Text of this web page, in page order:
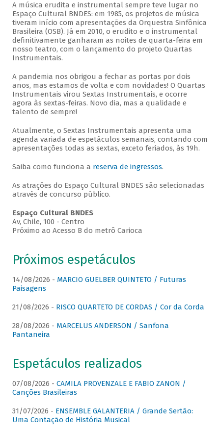
A música erudita e instrumental sempre teve lugar no
Espaço Cultural BNDES: em 1985, os projetos de música
tiveram início com apresentações da Orquestra Sinfônica
Brasileira (OSB). Já em 2010, o erudito e o instrumental
definitivamente ganharam as noites de quarta-feira em
nosso teatro, com o lançamento do projeto Quartas
Instrumentais.
A pandemia nos obrigou a fechar as portas por dois
anos, mas estamos de volta e com novidades! O Quartas
Instrumentais virou Sextas Instrumentais, e ocorre
agora às sextas-feiras. Novo dia, mas a qualidade e
talento de sempre!
Atualmente, o Sextas Instrumentais apresenta uma
agenda variada de espetáculos semanais, contando com
apresentações todas as sextas, exceto feriados, às 19h.
Saiba como funciona a reserva de ingressos.
As atrações do Espaço Cultural BNDES são selecionadas
através de concurso público.
Espaço Cultural BNDES
Av, Chile, 100 - Centro
Próximo ao Acesso B do metrô Carioca
Próximos espetáculos
14/08/2026 - MARCIO GUELBER QUINTETO / Futuras
Paisagens
21/08/2026 - RISCO QUARTETO DE CORDAS / Cor da Corda
28/08/2026 - MARCELUS ANDERSON / Sanfona
Pantaneira
Espetáculos realizados
07/08/2026 - CAMILA PROVENZALE E FABIO ZANON /
Canções Brasileiras
31/07/2026 - ENSEMBLE GALANTERIA / Grande Sertão:
Uma Contação de História Musical